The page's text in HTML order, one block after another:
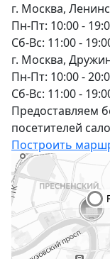
г. Москва,
Пн-Пт: 10:00 -
Сб-Вс: 11:00 -
г. Москва,
Пн-Пт: 10:00 -
Сб-Вс: 11:00 -
Предоставляем
посетителей
Построить